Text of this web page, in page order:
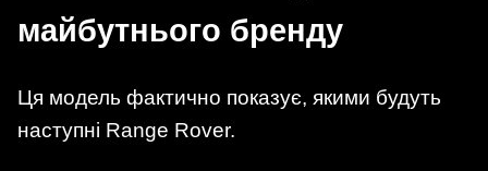
майбутнього бренду
Ця модель фактично показує, якими будуть
наступні Range Rover.